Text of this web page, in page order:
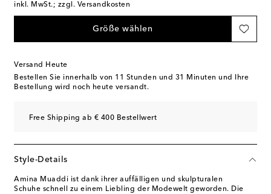
inkl. MwSt.; zzgl. Versandkosten
Größe wählen
Versand Heute
Bestellen Sie innerhalb von 11 Stunden und 31 Minuten und Ihre
Bestellung wird noch heute versandt.
Free Shipping ab € 400 Bestellwert
Style-Details
Amina Muaddi ist dank ihrer auffälligen und skulpturalen
Schuhe schnell zu einem Liebling der Modewelt geworden. Die